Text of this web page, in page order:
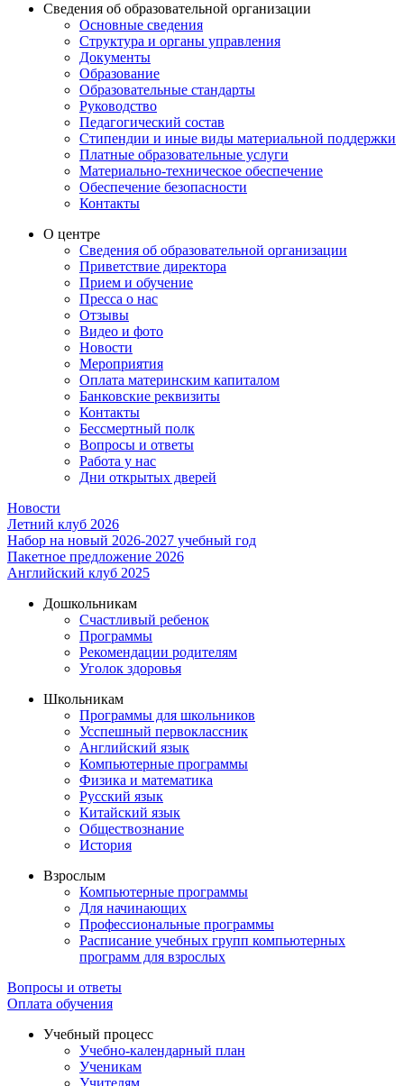
Сведения об образовательной организации
Основные сведения
Структура и органы управления
Документы
Образование
Образовательные стандарты
Руководство
Педагогический состав
Стипендии и иные виды материальной поддержки
Платные образовательные услуги
Материально-техническое обеспечение
Обеспечение безопасности
Контакты
О центре
Сведения об образовательной организации
Приветствие директора
Прием и обучение
Пресса о нас
Отзывы
Видео и фото
Новости
Мероприятия
Оплата материнским капиталом
Банковские реквизиты
Контакты
Бессмертный полк
Вопросы и ответы
Работа у нас
Дни открытых дверей
Новости
Летний клуб 2026
Набор на новый 2026-2027 учебный год
Пакетное предложение 2026
Английский клуб 2025
Дошкольникам
Счастливый ребенок
Программы
Рекомендации родителям
Уголок здоровья
Школьникам
Программы для школьников
Усспешный первоклассник
Английский язык
Компьютерные программы
Физика и математика
Русский язык
Китайский язык
Обществознание
История
Взрослым
Компьютерные программы
Для начинающих
Профессиональные программы
Расписание учебных групп компьютерных
программ для взрослых
Вопросы и ответы
Оплата обучения
Учебный процесс
Учебно-календарный план
Ученикам